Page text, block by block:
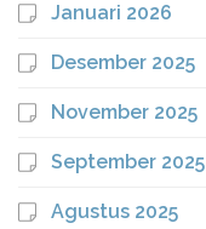
Januari 2026
Desember 2025
November 2025
September 2025
Agustus 2025